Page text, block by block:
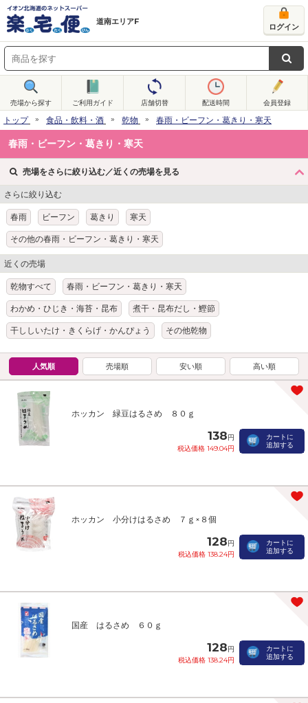
道南エリアF
ログイン
売場から探す ご利用ガイド 店舗切替 配送時間 会員登録
トップ 食品・飲料・酒 乾物 春雨・ビーフン・葛きり・寒天
春雨・ビーフン・葛きり・寒天
売場をさらに絞り込む／近くの売場を見る
さらに絞り込む
春雨 ビーフン 葛きり 寒天
その他の春雨・ビーフン・葛きり・寒天
近くの売場
乾物すべて 春雨・ビーフン・葛きり・寒天
わかめ・ひじき・海苔・昆布 煮干・昆布だし・鰹節
干ししいたけ・きくらげ・かんぴょう その他乾物
人気順 売場順 安い順 高い順
ホッカン 緑豆はるさめ ８０ｇ
138円
税込価格 149.04円
カートに
追加する
ホッカン 小分けはるさめ ７ｇ×８個
128円
税込価格 138.24円
カートに
追加する
国産 はるさめ ６０ｇ
128円
税込価格 138.24円
カートに
追加する